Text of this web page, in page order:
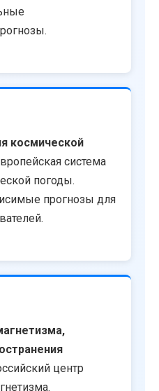
космической
система
погоды.
прогнозы для
центр